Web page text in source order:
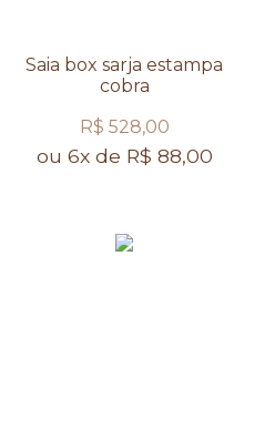
Saia box sarja estampa
cobra
R$ 528,00
ou 6x de R$ 88,00